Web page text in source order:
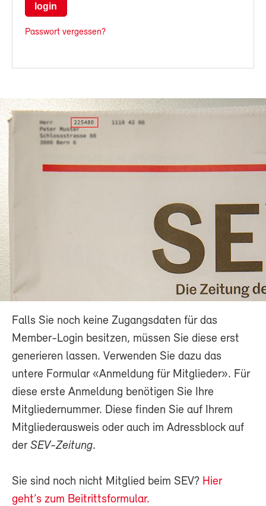
login
Passwort vergessen?
Falls Sie noch keine Zugangsdaten für das
Member-Login besitzen, müssen Sie diese erst
generieren lassen. Verwenden Sie dazu das
untere Formular «Anmeldung für Mitglieder». Für
diese erste Anmeldung benötigen Sie Ihre
Mitgliedernummer. Diese finden Sie auf Ihrem
Mitgliederausweis oder auch im Adressblock auf
der SEV-Zeitung.
Sie sind noch nicht Mitglied beim SEV? Hier
geht’s zum Beitrittsformular.